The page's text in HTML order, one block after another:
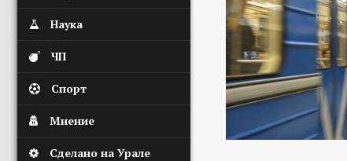
Наука
ЧП
Спорт
Мнение
Сделано на Урале